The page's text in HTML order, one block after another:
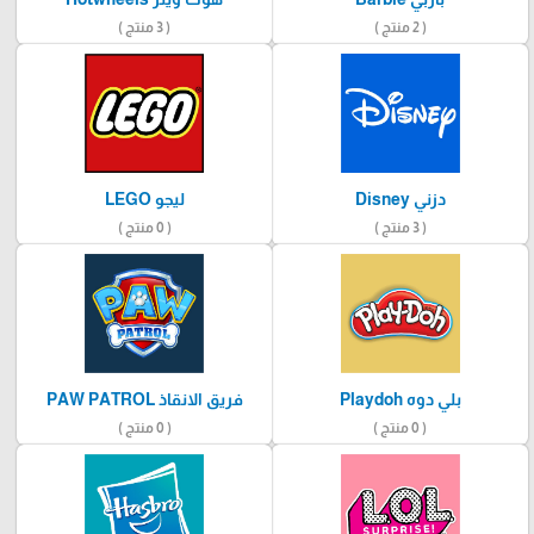
( 2 منتج ) ( 3 منتج )
دزني Disney
( 3 منتج )
ليجو LEGO
( 0 منتج )
بلي دوه Playdoh
( 0 منتج )
فريق الانقاذ PAW PATROL
( 0 منتج )